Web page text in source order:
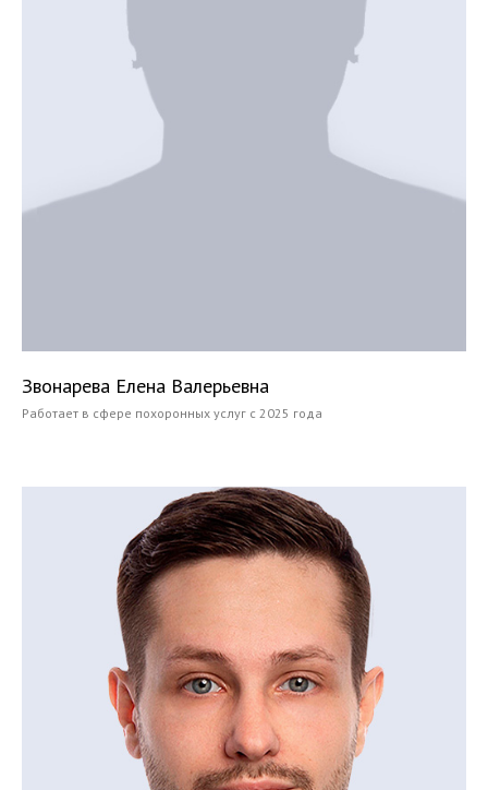
Звонарева Елена Валерьевна
Работает в сфере похоронных услуг с 2025 года